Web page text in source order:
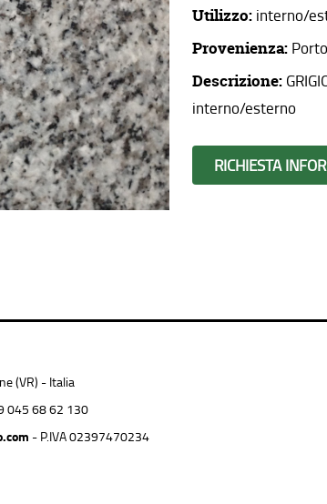
Utilizzo: interno/
Provenienza:
Descrizione:
interno/esterno
RICHIESTA
(VR) - Italia
045 68 62 130
- P.IVA 02397470234